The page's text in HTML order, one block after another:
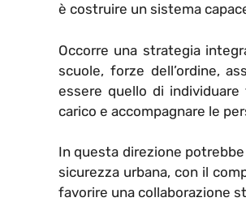
è costruire un sistema
Occorre una strategia
scuole, forze dell’ordine,
essere quello di
carico e accompagnare le
In questa direzione
sicurezza urbana, con il
favorire una collaborazione